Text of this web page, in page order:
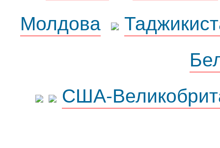
Молдова
США-